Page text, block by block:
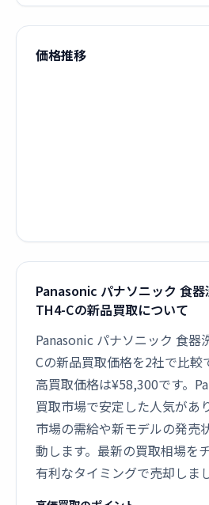
価格推移
Panasonic パナソニック 食器
TH4-Cの新品買取について
Panasonic パナソニック 食器
Cの新品買取価格を2社で比較
高買取価格は¥58,300です。
買取市場で安定した人気があ
市場の需給や新モデルの発売
動します。最新の買取相場を
有利なタイミングで売却しま